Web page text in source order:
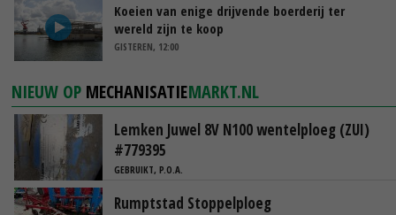
Koeien van enige drijvende boerderij ter
wereld zijn te koop
GISTEREN, 12:00
NIEUW OP MECHANISATIEMARKT.NL
Lemken Juwel 8V N100 wentelploeg (ZUI)
#779395
GEBRUIKT, P.O.A.
Rumptstad Stoppelploeg